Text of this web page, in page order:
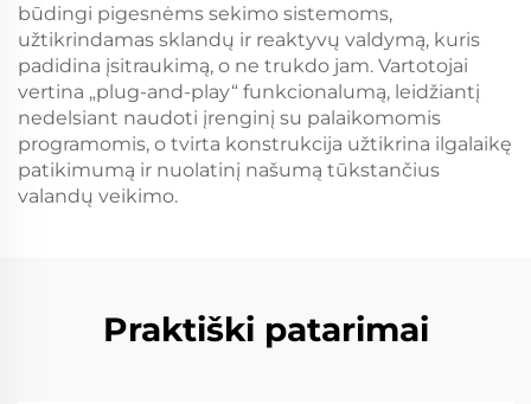
būdingi pigesnėms sekimo sistemoms,
užtikrindamas sklandų ir reaktyvų valdymą, kuris
padidina įsitraukimą, o ne trukdo jam. Vartotojai
vertina „plug-and-play“ funkcionalumą, leidžiantį
nedelsiant naudoti įrenginį su palaikomomis
programomis, o tvirta konstrukcija užtikrina ilgalaikę
patikimumą ir nuolatinį našumą tūkstančius
valandų veikimo.
Praktiški patarimai